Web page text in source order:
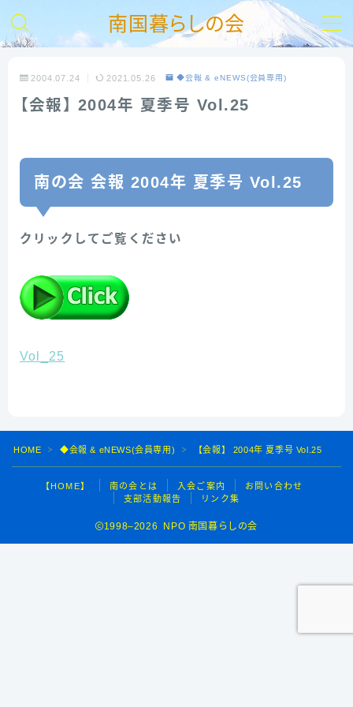
南国暮らしの会
【HOME】
お問い合わせ
支部活動報告
2004.07.24 2021.05.26 ◆会報 & eNEWS(会員専用)
【会報】 2004年 夏季号 Vol.25
南の会 会報 2004年 夏季号 Vol.25
クリックしてご覧ください
Vol_25
HOME ＞ ◆会報 & eNEWS(会員専用) ＞ 【会報】 2004年 夏季号 Vol.25
【HOME】 南の会とは 入会ご案内
お問い合わせ
支部活動報告
リンク集
1998–2026 NPO 南国暮らしの会